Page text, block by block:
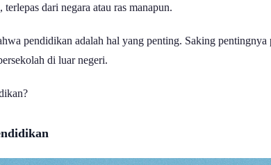
dari negara atau ras manapun.
pendidikan adalah hal yang penting. Saking
di luar negeri.